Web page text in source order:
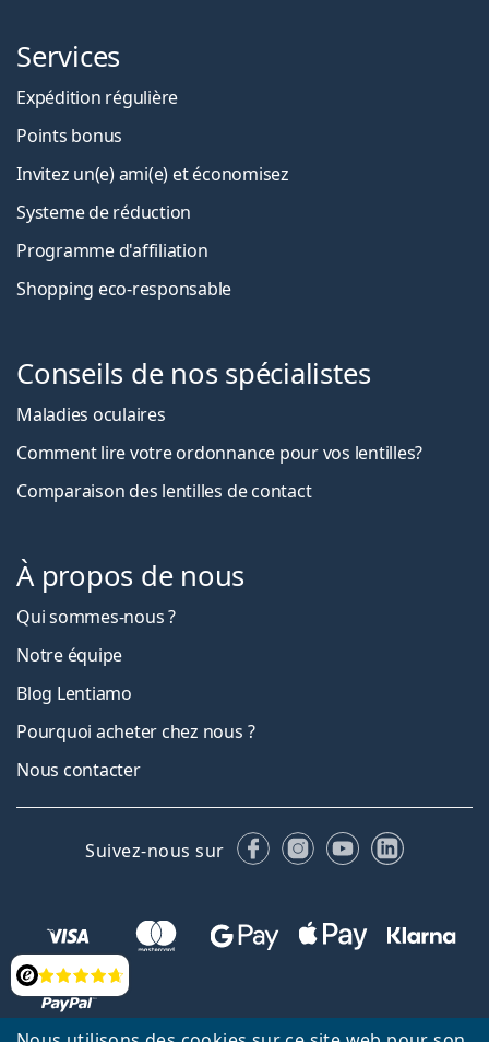
Évaluation
Services
Expédition régulière
Points bonus
Invitez un(e) ami(e) et économisez
Systeme de réduction
Programme d'affiliation
Shopping eco-responsable
Conseils de nos spécialistes
Maladies oculaires
Comment lire votre ordonnance pour vos lentilles?
Comparaison des lentilles de contact
À propos de nous
Qui sommes-nous ?
Notre équipe
Blog Lentiamo
Pourquoi acheter chez nous ?
Nous contacter
Suivez-nous sur FacebookInstagram
YouTubeLinkedIn